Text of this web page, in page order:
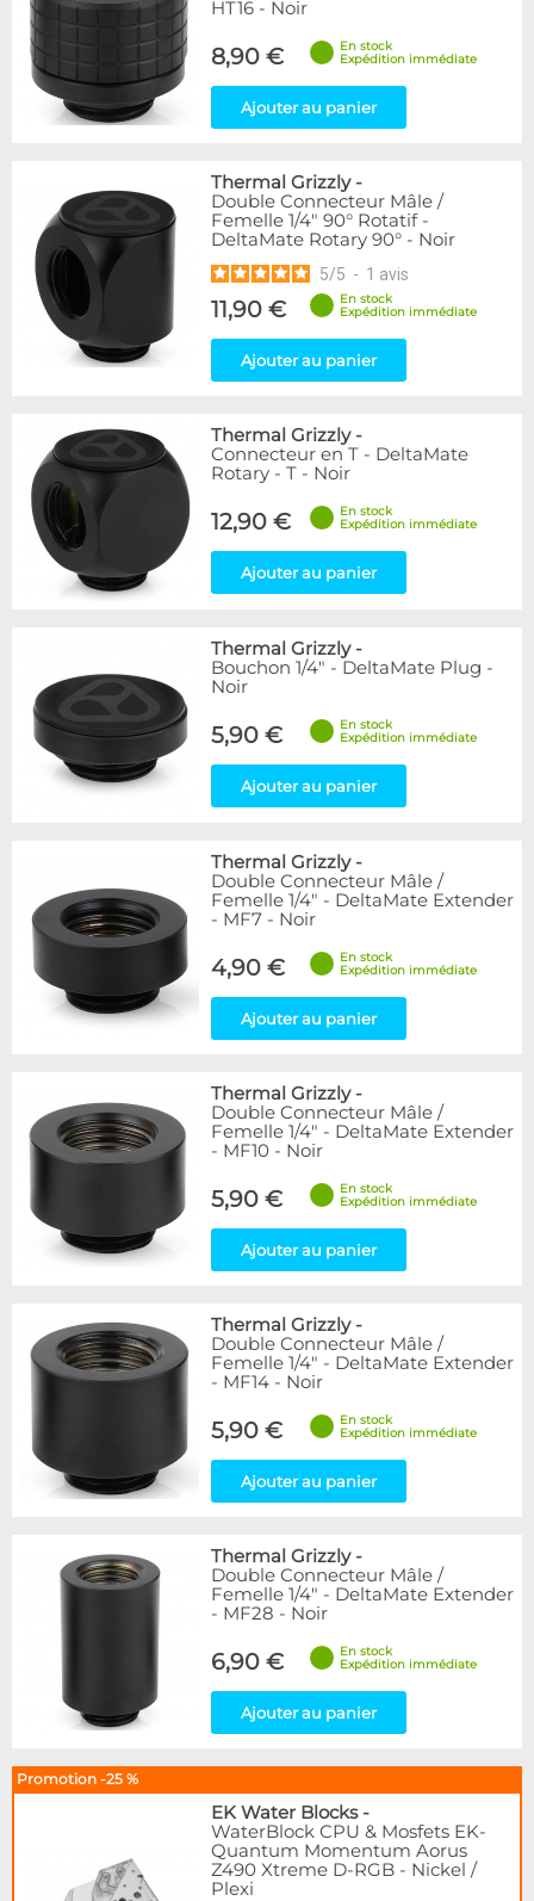
HT16 - Noir
8,90 €
En stock
Expédition immédiate
Ajouter au panier
Thermal Grizzly-
Double Connecteur Mâle /
Femelle 1/4" 90° Rotatif -
DeltaMate Rotary 90° - Noir
5/5 - 1 avis
11,90 €
En stock
Expédition immédiate
Ajouter au panier
Thermal Grizzly-
Connecteur en T - DeltaMate
Rotary - T - Noir
12,90 €
En stock
Expédition immédiate
Ajouter au panier
Thermal Grizzly-
Bouchon 1/4" - DeltaMate Plug -
Noir
5,90 €
En stock
Expédition immédiate
Ajouter au panier
Thermal Grizzly-
Double Connecteur Mâle /
Femelle 1/4" - DeltaMate Extender
- MF7 - Noir
4,90 €
En stock
Expédition immédiate
Ajouter au panier
Thermal Grizzly-
Double Connecteur Mâle /
Femelle 1/4" - DeltaMate Extender
- MF10 - Noir
5,90 €
En stock
Expédition immédiate
Ajouter au panier
Thermal Grizzly-
Double Connecteur Mâle /
Femelle 1/4" - DeltaMate Extender
- MF14 - Noir
5,90 €
En stock
Expédition immédiate
Ajouter au panier
Thermal Grizzly-
Double Connecteur Mâle /
Femelle 1/4" - DeltaMate Extender
- MF28 - Noir
6,90 €
En stock
Expédition immédiate
Ajouter au panier
Promotion -25 %
EK Water Blocks-
WaterBlock CPU & Mosfets EK-
Quantum Momentum Aorus
Z490 Xtreme D-RGB - Nickel /
Plexi